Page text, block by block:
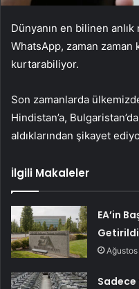
Dünyanın en bilinen
WhatsApp, zaman zaman
kurtarabiliyor.
Son zamanlarda
Hindistan’a,
aldıklarından şikayet
İlgili Makaleler
EA’in
Getirildi
Sadece